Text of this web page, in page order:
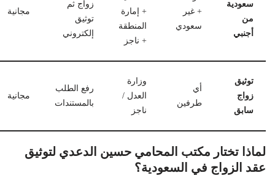
سعودية
من
أجنبي
+ غير
سعودي
+ إمارة
المنطقة
+ ناجز
زواج ثم
توثيق
إلكتروني
مجانية
توثيق
زواج
سابق
أي
طرفين
وزارة
العدل /
ناجز
رفع الطلب
بالمستندات
مجانية
لماذا تختار مكتب المحامي حسين الدعدي لتوثيق
عقد الزواج في السعودية؟